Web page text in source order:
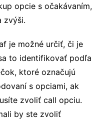
opcie s očakávaním,
zvýši.
je možné určiť, či je
to identifikovať podľa
ktoré označujú
s opciami, ak
zvoliť call opciu.
by ste zvoliť